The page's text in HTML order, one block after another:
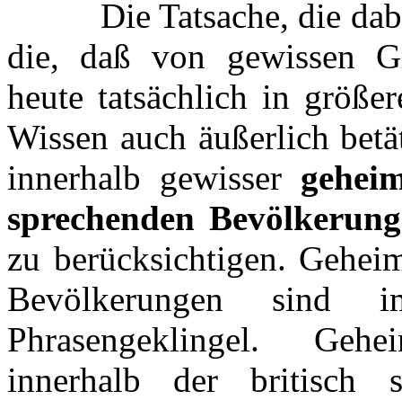
Die Tatsache, die
die, daß von gewissen
heute tatsächlich in
Wissen auch äußerlich
innerhalb gewisser
sprechenden
zu berücksichtigen.
Bevölkerungen sind
Phrasengeklingel.
innerhalb der britisch